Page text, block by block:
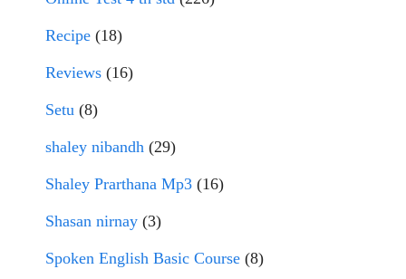
Recipe (18)
Reviews (16)
Setu (8)
shaley nibandh (29)
Shaley Prarthana Mp3 (16)
Shasan nirnay (3)
Spoken English Basic Course (8)